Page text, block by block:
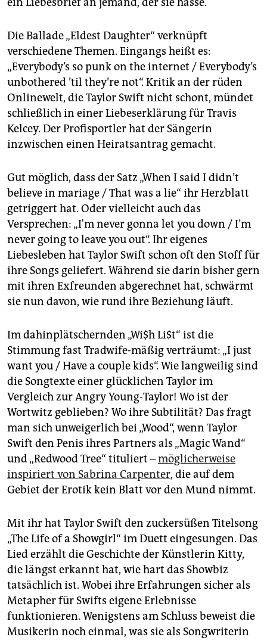
ein Liebesbrief an jemand, der sie hasse.
Die Ballade „Eldest Daughter“ verknüpft
verschiedene Themen. Eingangs heißt es:
„Everybody’s so punk on the internet / Everybody’s
unbothered ’til they’re not“. Kritik an der rüden
Onlinewelt, die Taylor Swift nicht schont, mündet
schließlich in einer Liebeserklärung für Travis
Kelcey. Der Profisportler hat der Sängerin
inzwischen einen Heiratsantrag gemacht.
Gut möglich, dass der Satz „When I said I didn’t
believe in mariage / That was a lie“ ihr Herzblatt
getriggert hat. Oder vielleicht auch das
Versprechen: „I'm never gonna let you down / I’m
never going to leave you out“. Ihr eigenes
Liebesleben hat Taylor Swift schon oft den Stoff für
ihre Songs geliefert. Während sie darin bisher gern
mit ihren Exfreunden abgerechnet hat, schwärmt
sie nun davon, wie rund ihre Beziehung läuft.
Im dahinplätschernden „Wi$h Li$t“ ist die
Stimmung fast Tradwife-mäßig verträumt: „I just
want you / Have a couple kids“. Wie langweilig sind
die Songtexte einer glücklichen Taylor im
Vergleich zur Angry Young-Taylor! Wo ist der
Wortwitz geblieben? Wo ihre Subtilität? Das fragt
man sich unweigerlich bei „Wood“, wenn Taylor
Swift den Penis ihres Partners als „Magic Wand“
und „Redwood Tree“ tituliert –möglicherweise
inspiriert von Sabrina Carpenter, die auf dem
Gebiet der Erotik kein Blatt vor den Mund nimmt.
Mit ihr hat Taylor Swift den zuckersüßen Titelsong
„The Life of a Showgirl“ im Duett eingesungen. Das
Lied erzählt die Geschichte der Künstlerin Kitty,
die längst erkannt hat, wie hart das Showbiz
tatsächlich ist. Wobei ihre Erfahrungen sicher als
Metapher für Swifts eigene Erlebnisse
funktionieren. Wenigstens am Schluss beweist die
Musikerin noch einmal, was sie als Songwriterin